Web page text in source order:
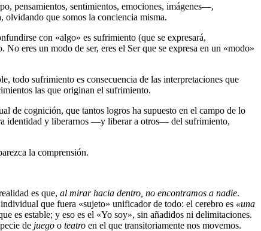
pensamientos, sentimientos, emociones, imágenes―,
olvidando que somos la conciencia misma.
con «algo» es sufrimiento (que se expresará,
No eres un modo de ser, eres el Ser que se expresa en un «modo»
todo sufrimiento es consecuencia de las interpretaciones que
las que originan el sufrimiento.
de cognición, que tantos logros ha supuesto en el campo de lo
identidad y liberarnos ―y liberar a otros― del sufrimiento,
la comprensión.
es que, al mirar hacia dentro, no encontramos a nadie.
que fuera «sujeto» unificador de todo: el cerebro es «una
es estable; y eso es el «Yo soy», sin añadidos ni delimitaciones.
de juego o teatro en el que transitoriamente nos movemos.